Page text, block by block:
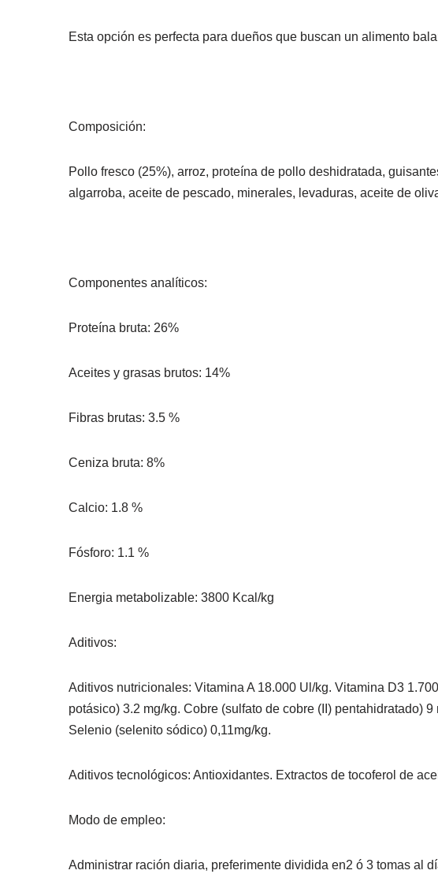
Esta opción es perfecta para dueños que buscan un alimento
Composición:
Pollo fresco (25%), arroz, proteína de pollo deshidratada,
algarroba, aceite de pescado, minerales, levaduras, aceite de
Componentes analíticos:
Proteína bruta: 26%
Aceites y grasas brutos: 14%
Fibras brutas: 3.5 %
Ceniza bruta: 8%
Calcio: 1.8 %
Fósforo: 1.1 %
Energia metabolizable: 3800 Kcal/kg
Aditivos:
Aditivos nutricionales: Vitamina A 18.000 Ul/kg. Vitamina D3
potásico) 3.2 mg/kg. Cobre (sulfato de cobre (II) pentahidratado)
Selenio (selenito sódico) 0,11mg/kg.
Aditivos tecnológicos: Antioxidantes. Extractos de tocoferol de
Modo de empleo:
Administrar ración diaria, preferimente dividida en2 ó 3 tomas al